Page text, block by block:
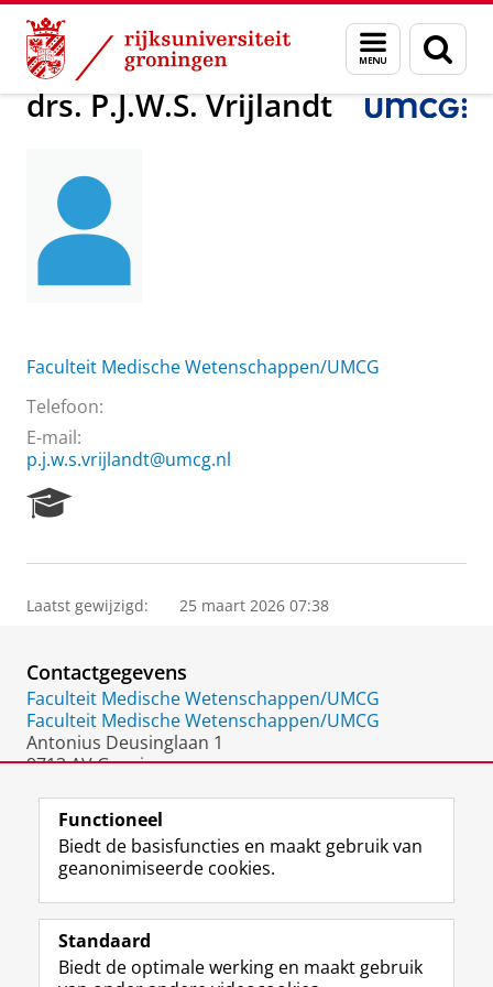
Skip
Content
Skip
Navigation
Menu
en
zoeken
Over ons drs. P.J.W.S. Vrijlandt
drs. P.J.W.S. Vrijlandt
Faculteit Medische Wetenschappen/UMCG
Telefoon:
E-mail:
p.j.w.s.vrijlandt@umcg.nl
e
r
P
o
r
t
a
Laatst gewijzigd: 25 maart 2026 07:38
Contactgegevens
Faculteit Medische Wetenschappen/UMCG
Faculteit Medische Wetenschappen/UMCG
Antonius Deusinglaan 1
9713 AV Groningen
Volg de RUG
F
a
e
L
i
k
R
S
-
I
n
t
Y
o
T
Studiekiezers
Functioneel
Biedt de basisfuncties en maakt gebruik van
geanonimiseerde cookies.
Standaard
Biedt de optimale werking en maakt gebruik